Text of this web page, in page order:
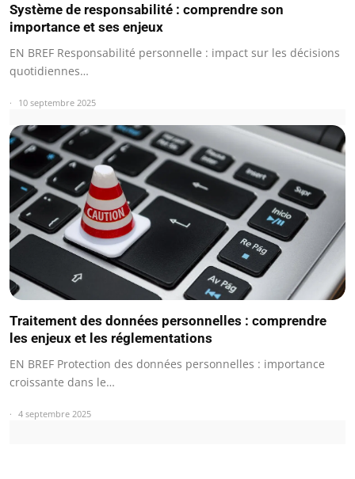
Système de responsabilité : comprendre son
importance et ses enjeux
EN BREF Responsabilité personnelle : impact sur les décisions
quotidiennes…
10 septembre 2025
Traitement des données personnelles : comprendre
les enjeux et les réglementations
EN BREF Protection des données personnelles : importance
croissante dans le…
4 septembre 2025